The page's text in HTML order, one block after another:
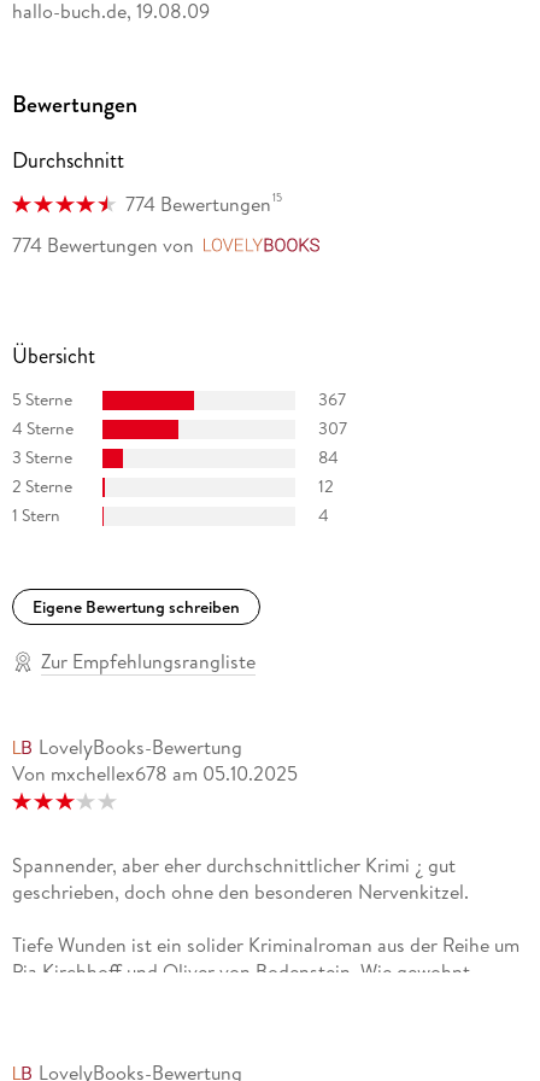
hallo-buch.de, 19.08.09
Bewertungen
Durchschnitt
774 Bewertungen15
774 Bewertungen von
Übersicht
5 Sterne
367
4 Sterne
307
3 Sterne
84
2 Sterne
12
1 Stern
4
Eigene Bewertung schreiben
Zur Empfehlungsrangliste
LovelyBooks-Bewertung
Von mxchellex678 am 05.10.2025
Spannender, aber eher durchschnittlicher Krimi ¿ gut
geschrieben, doch ohne den besonderen Nervenkitzel.
Tiefe Wunden ist ein solider Kriminalroman aus der Reihe um
Pia Kirchhoff und Oliver von Bodenstein. Wie gewohnt
LovelyBooks-Bewertung